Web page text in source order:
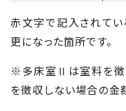
赤文字で記入されて
更になった箇所です。
※多床室Ⅱは室料を徴
を徴収しない場合の金